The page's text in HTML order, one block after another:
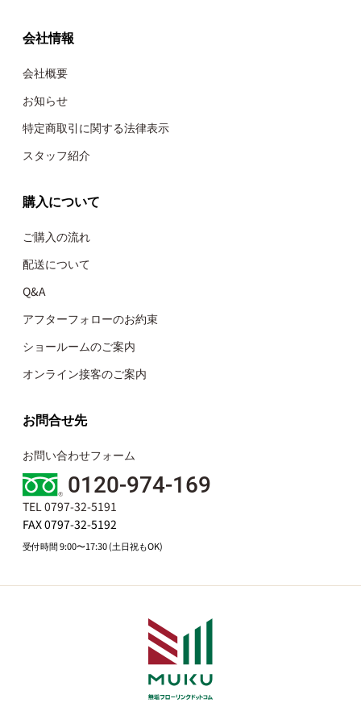
会社情報
会社概要
お知らせ
特定商取引に関する法律表示
スタッフ紹介
購入について
ご購入の流れ
配送について
Q&A
アフターフォローのお約束
ショールームのご案内
オンライン接客のご案内
お問合せ先
お問い合わせフォーム
0120-974-169
TEL 0797-32-5191
FAX 0797-32-5192
受付時間 9:00〜17:30 (土日祝もOK)